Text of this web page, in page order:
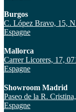
Burgos
C. López Bravo, 15,
Espagne
Mallorca
Carrer Licorers, 17,
Espagne
Showroom Madrid
Paseo de la R.
Espagne